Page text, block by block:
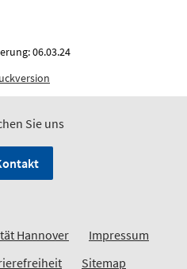
06.03.24
Sie uns
Hannover
Impressum
Sitemap